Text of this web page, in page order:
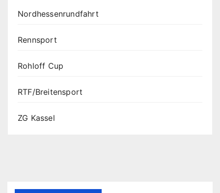
Nordhessenrundfahrt
Rennsport
Rohloff Cup
RTF/Breitensport
ZG Kassel